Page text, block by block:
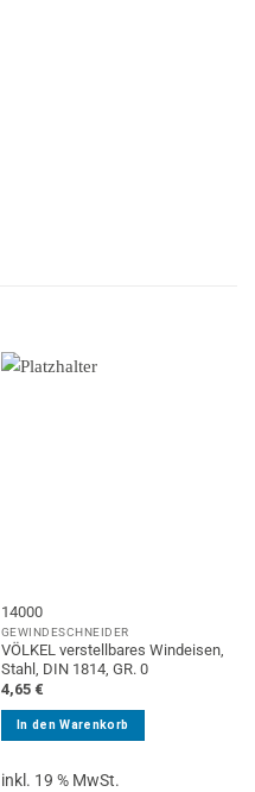
14000
GEWINDESCHNEIDER
VÖLKEL verstellbares Windeisen,
Stahl, DIN 1814, GR. 0
4,65 €
In den Warenkorb
inkl. 19 % MwSt.